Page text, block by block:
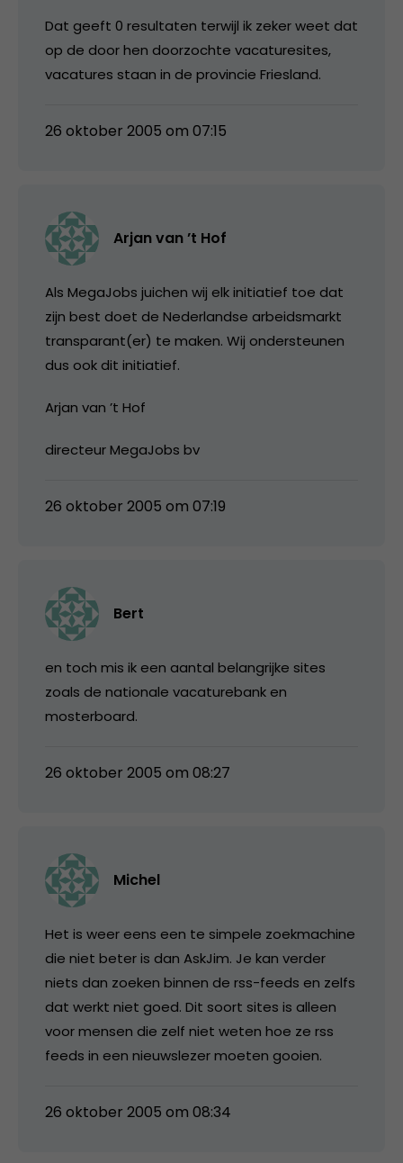
Dat geeft 0 resultaten terwijl ik zeker weet dat
op de door hen doorzochte vacaturesites,
vacatures staan in de provincie Friesland.
26 oktober 2005 om 07:15
Arjan van ’t Hof
Als MegaJobs juichen wij elk initiatief toe dat
zijn best doet de Nederlandse arbeidsmarkt
transparant(er) te maken. Wij ondersteunen
dus ook dit initiatief.
Arjan van ’t Hof
directeur MegaJobs bv
26 oktober 2005 om 07:19
Bert
en toch mis ik een aantal belangrijke sites
zoals de nationale vacaturebank en
mosterboard.
26 oktober 2005 om 08:27
Michel
Het is weer eens een te simpele zoekmachine
die niet beter is dan AskJim. Je kan verder
niets dan zoeken binnen de rss-feeds en zelfs
dat werkt niet goed. Dit soort sites is alleen
voor mensen die zelf niet weten hoe ze rss
feeds in een nieuwslezer moeten gooien.
26 oktober 2005 om 08:34